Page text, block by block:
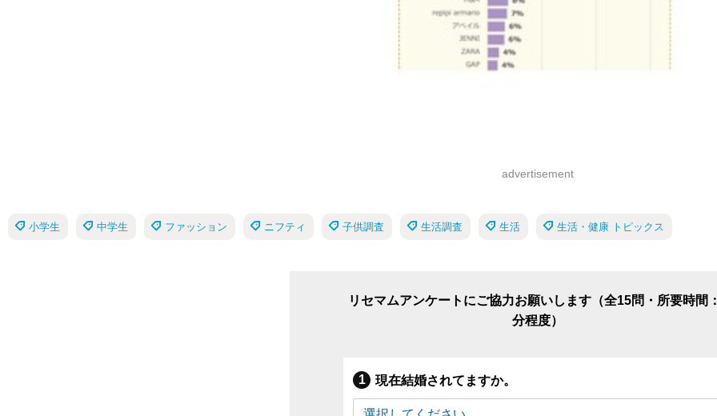
advertisement
小学生 中学生 ファッション ニフティ 子供調査 生活調査 生活 生活・健康 トピックス
リセマムアンケートにご協力お願いします（全15問・所要時間
分程度）
現在結婚されてますか。